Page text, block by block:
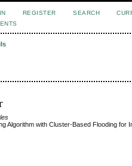
REGISTER SEARCH
Algorithm with Cluster-Based Flooding for